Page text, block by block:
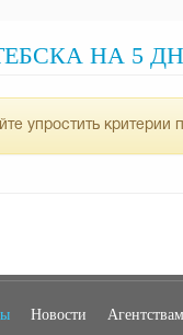
НА 5
упростить критерии
Новости Агентствам